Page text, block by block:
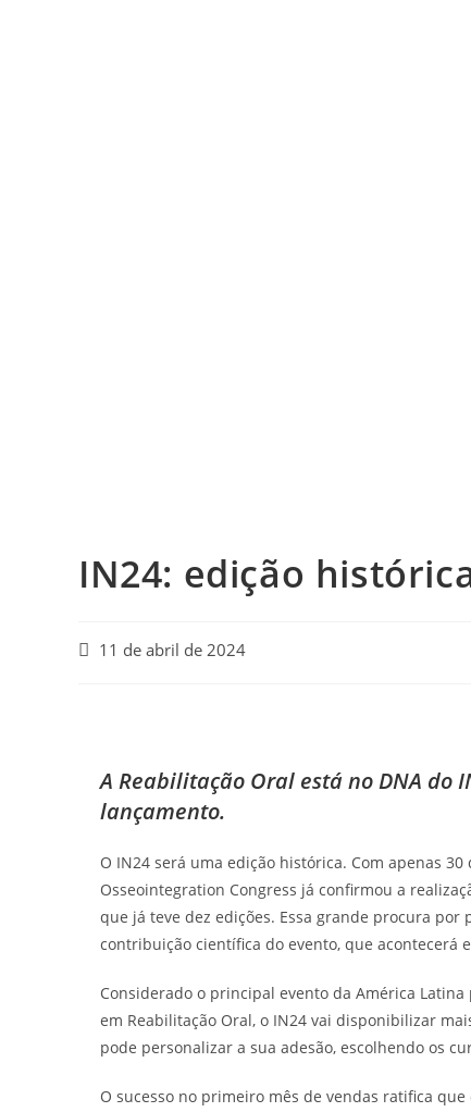
IN24: edição
11 de abril de 2024
A Reabilitação Oral está no DNA do
lançamento.
O IN24 será uma edição histórica. Com apenas
Osseointegration Congress já confirmou a
que já teve dez edições. Essa grande procura
contribuição científica do evento, que acontecerá
Considerado o principal evento da América
em Reabilitação Oral, o IN24 vai disponibilizar
pode personalizar a sua adesão, escolhendo os
O sucesso no primeiro mês de vendas ratifica